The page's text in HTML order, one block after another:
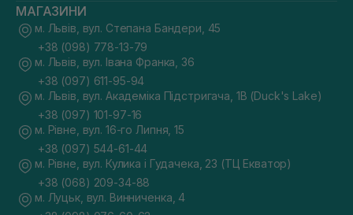
МАГАЗИНИ
м. Львів, вул. Степана Бандери, 45
+38 (098) 778-13-79
м. Львів, вул. Івана Франка, 36
+38 (097) 611-95-94
м. Львів, вул. Академіка Підстригача, 1В (Duck's Lake)
+38 (097) 101-97-16
м. Рівне, вул. 16-го Липня, 15
+38 (097) 544-61-44
м. Рівне, вул. Кулика і Гудачека, 23 (ТЦ Екватор)
+38 (068) 209-34-88
м. Луцьк, вул. Винниченка, 4